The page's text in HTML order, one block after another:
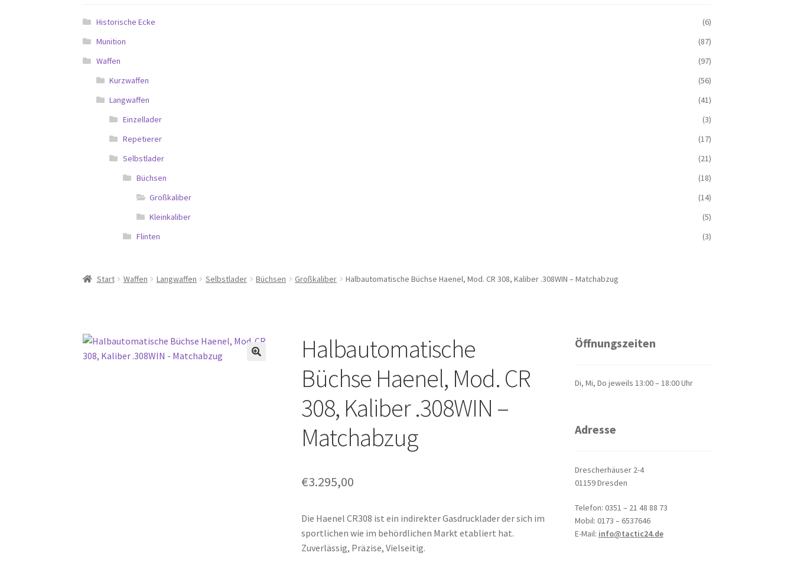
Historische Ecke
(6)
Munition
(87)
Waffen
(97)
Kurzwaffen
(56)
Langwaffen
(41)
Einzellader
(3)
Repetierer
(17)
Selbstlader
(21)
Büchsen
(18)
Großkaliber
(14)
Kleinkaliber
(5)
Flinten
(3)
Start Waffen Langwaffen Selbstlader Büchsen Großkaliber Halbautomatische Büchse Haenel, Mod. CR 308, Kaliber .308WIN – Matchabzug
Halbautomatische
Büchse Haenel, Mod. CR
308, Kaliber .308WIN –
Matchabzug
€3.295,00
Die Haenel CR308 ist ein indirekter Gasdrucklader der sich im
sportlichen wie im behördlichen Markt etabliert hat.
Zuverlässig, Präzise, Vielseitig.
Öffnungszeiten
Di, Mi, Do jeweils 13:00 – 18:00 Uhr
Adresse
Drescherhäuser 2-4
01159 Dresden
Telefon: 0351 – 21 48 88 73
Mobil: 0173 – 6537646
E-Mail: info@tactic24.de